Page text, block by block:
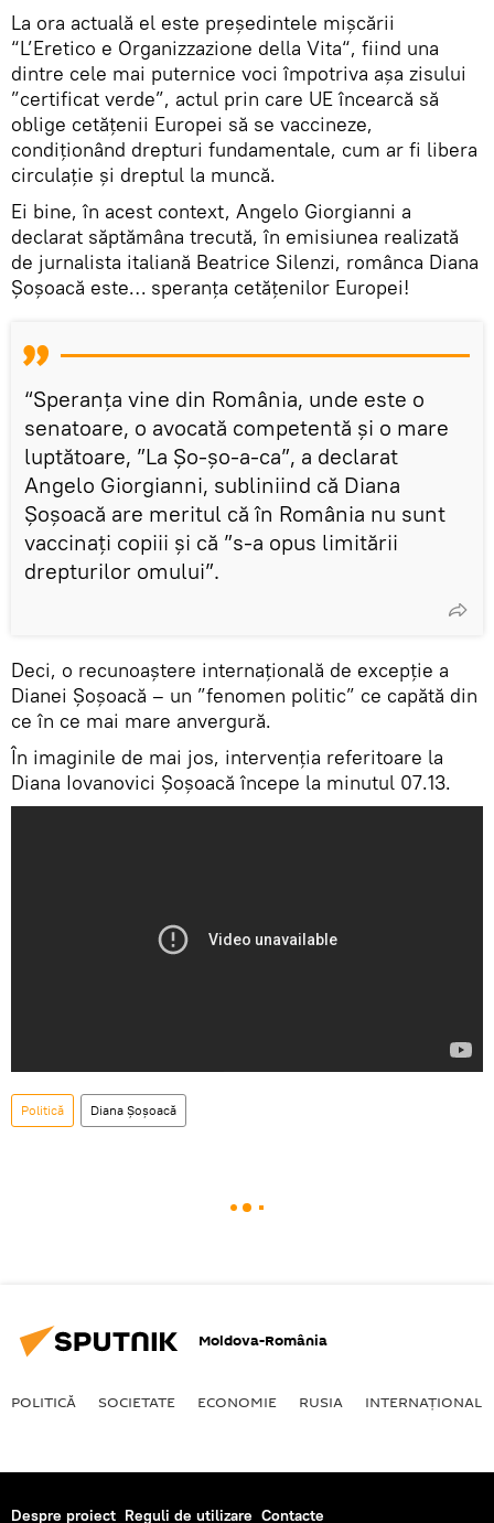
La ora actuală el este președintele mișcării
“L’Eretico e Organizzazione della Vita“, fiind una
dintre cele mai puternice voci împotriva așa zisului
”certificat verde”, actul prin care UE încearcă să
oblige cetățenii Europei să se vaccineze,
condiționând drepturi fundamentale, cum ar fi libera
circulație și dreptul la muncă.
Ei bine, în acest context, Angelo Giorgianni a
declarat săptămâna trecută, în emisiunea realizată
de jurnalista italiană Beatrice Silenzi, românca Diana
Șoșoacă este… speranța cetățenilor Europei!
“Speranța vine din România, unde este o
senatoare, o avocată competentă și o mare
luptătoare, ”La Șo-șo-a-ca”, a declarat
Angelo Giorgianni, subliniind că Diana
Șoșoacă are meritul că în România nu sunt
vaccinați copiii și că ”s-a opus limitării
drepturilor omului”.
Deci, o recunoaștere internațională de excepție a
Dianei Șoșoacă – un ”fenomen politic” ce capătă din
ce în ce mai mare anvergură.
În imaginile de mai jos, intervenția referitoare la
Diana Iovanovici Șoșoacă începe la minutul 07.13.
Politică Diana Șoșoacă
Moldova-România
POLITICĂ SOCIETATE ECONOMIE RUSIA INTERNAŢIONAL
Despre proiect Reguli de utilizare Contacte